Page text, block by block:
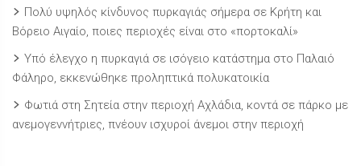
Πολύ υψηλός κίνδυνος πυρκαγιάς σήμερα σε Κρήτη και
Βόρειο Αιγαίο, ποιες περιοχές είναι στο «πορτοκαλί»
Υπό έλεγχο η πυρκαγιά σε ισόγειο κατάστημα στο Παλαιό
Φάληρο, εκκενώθηκε προληπτικά πολυκατοικία
Φωτιά στη Σητεία στην περιοχή Αχλάδια, κοντά σε πάρκο με
ανεμογεννήτριες, πνέουν ισχυροί άνεμοι στην περιοχή